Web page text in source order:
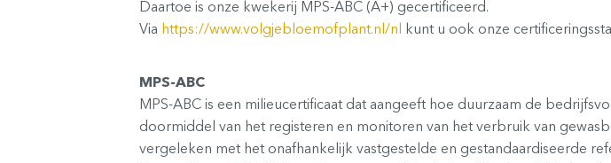
Daartoe is onze kwekerij MPS-ABC (A+) gecertificeerd.
Via https://www.volgjebloemofplant.nl/nl kunt u ook onze
MPS-ABC
MPS-ABC is een milieucertificaat dat aangeeft hoe duurzaam de
doormiddel van het registeren en monitoren van het verbruik van
vergeleken met het onafhankelijk vastgestelde en gestandaardiseerde